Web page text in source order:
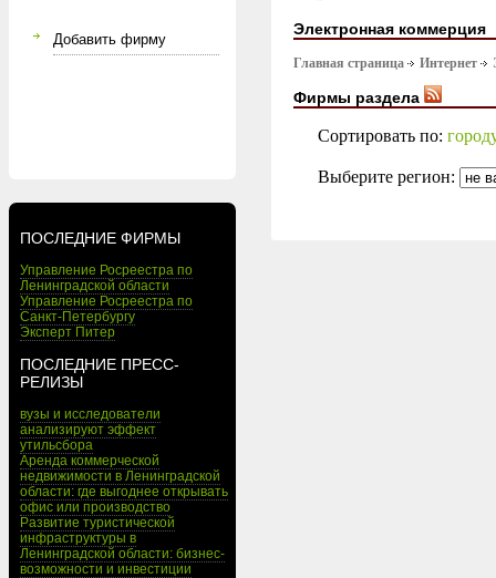
Добавить фирму
ПОСЛЕДНИЕ ФИРМЫ
Управление Росреестра по
Ленинградской области
Управление Росреестра по
Санкт-Петербургу
Эксперт Питер
ПОСЛЕДНИЕ ПРЕСС-
РЕЛИЗЫ
вузы и исследователи
анализируют эффект
утильсбора
Аренда коммерческой
недвижимости в Ленинградской
области: где выгоднее открывать
офис или производство
Развитие туристической
инфраструктуры в
Ленинградской области: бизнес-
возможности и инвестиции
Электронная коммерция
Главная страница Интернет
Фирмы раздела
Сортировать по:
Выберите регион: